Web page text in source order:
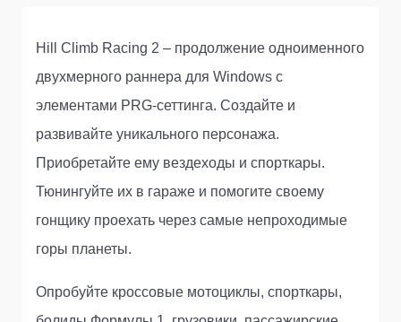
Hill Climb Racing 2 – продолжение одноименного
двухмерного раннера для Windows с
элементами PRG-сеттинга. Создайте и
развивайте уникального персонажа.
Приобретайте ему вездеходы и спорткары.
Тюнингуйте их в гараже и помогите своему
гонщику проехать через самые непроходимые
горы планеты.
Опробуйте кроссовые мотоциклы, спорткары,